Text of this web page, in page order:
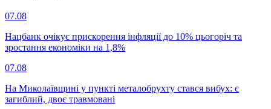
07.08
Нацбанк очікує прискорення інфляції до 10% цьогоріч та
зростання економіки на 1,8%
07.08
На Миколаївщині у пункті металобрухту стався вибух: є
загиблий, двоє травмовані